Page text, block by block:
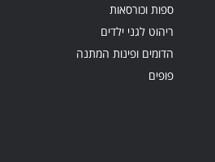
ספות וכורסאות
ריהוט לגני ילדים
הדומים ופינות המתנה
פופים